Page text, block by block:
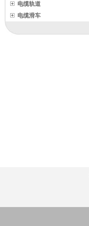
电缆轨道
电缆滑车